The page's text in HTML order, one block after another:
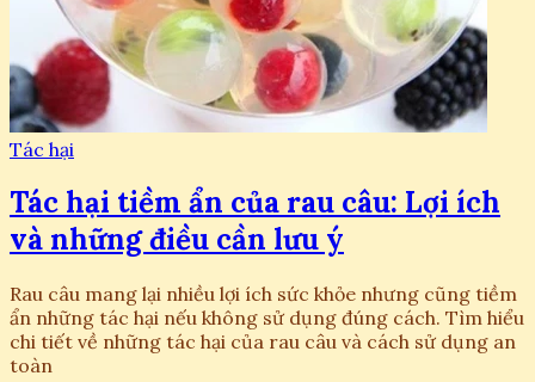
Tác hại
Tác hại tiềm ẩn của rau câu: Lợi ích
và những điều cần lưu ý
Rau câu mang lại nhiều lợi ích sức khỏe nhưng cũng tiềm
ẩn những tác hại nếu không sử dụng đúng cách. Tìm hiểu
chi tiết về những tác hại của rau câu và cách sử dụng an
toàn